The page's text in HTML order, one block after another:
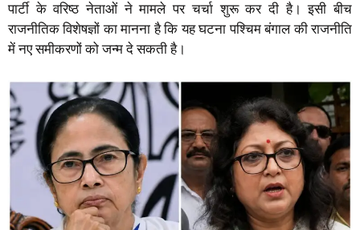
पार्टी के वरिष्ठ नेताओं ने मामले पर चर्चा शुरू कर दी है। इसी बीच
राजनीतिक विशेषज्ञों का मानना है कि यह घटना पश्चिम बंगाल की राजनीति
में नए समीकरणों को जन्म दे सकती है।